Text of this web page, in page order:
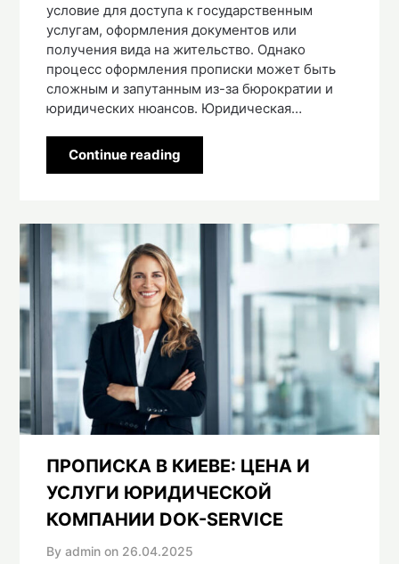
условие для доступа к государственным
услугам, оформления документов или
получения вида на жительство. Однако
процесс оформления прописки может быть
сложным и запутанным из-за бюрократии и
юридических нюансов. Юридическая…
Continue reading
ПРОПИСКА В КИЕВЕ: ЦЕНА И
УСЛУГИ ЮРИДИЧЕСКОЙ
КОМПАНИИ DOK-SERVICE
By admin on 26.04.2025